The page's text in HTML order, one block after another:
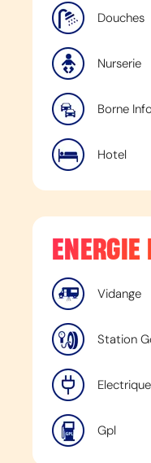
Douches
Nurserie
Borne
Hotel
Vidange
Station
Electrique
Gpl